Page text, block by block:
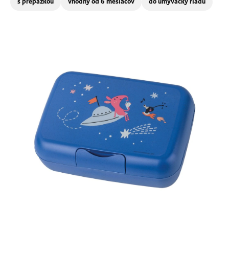
s prepážkou vhodný od 6 mesiacov do umývačky riadu